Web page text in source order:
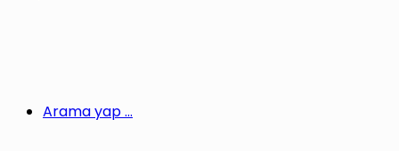
Arama yap ...